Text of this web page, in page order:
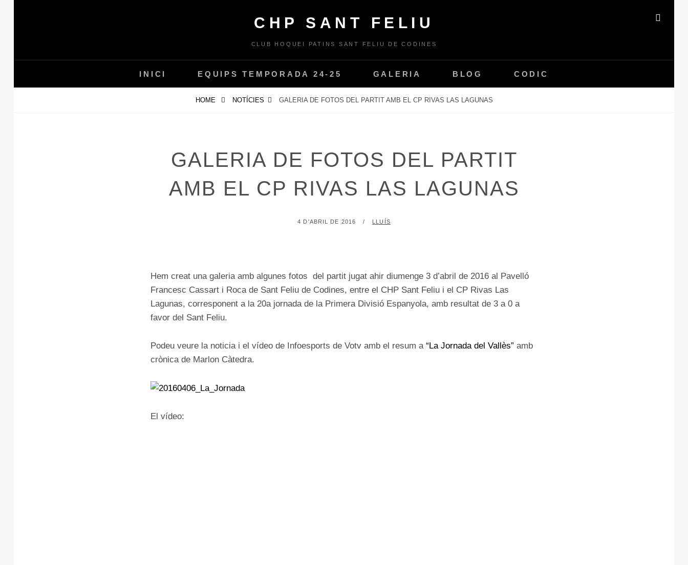
CHP SANT FELIU
CLUB HOQUEI PATINS SANT FELIU DE CODINES
INICI EQUIPS TEMPORADA 24-25 GALERIA BLOG CODIC
HOME NOTÍCIES GALERIA DE FOTOS DEL PARTIT AMB EL CP RIVAS LAS LAGUNAS
GALERIA DE FOTOS DEL PARTIT
AMB EL CP RIVAS LAS LAGUNAS
POSTED
4 D'ABRIL DE 2016 BY
LLUÍS
Hem creat una galeria amb algunes fotos del partit jugat ahir diumenge 3 d’abril de 2016 al Pavelló
Francesc Cassart i Roca de Sant Feliu de Codines, entre el CHP Sant Feliu i el CP Rivas Las
Lagunas, corresponent a la 20a jornada de la Primera Divisió Espanyola, amb resultat de 3 a 0 a
favor del Sant Feliu.
Podeu veure la noticia i el vídeo de Infoesports de Votv amb el resum a “La Jornada del Vallès” amb
crònica de Marlon Càtedra.
El vídeo: